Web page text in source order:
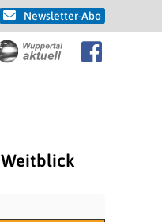
Newsletter-Abo
Weitblick